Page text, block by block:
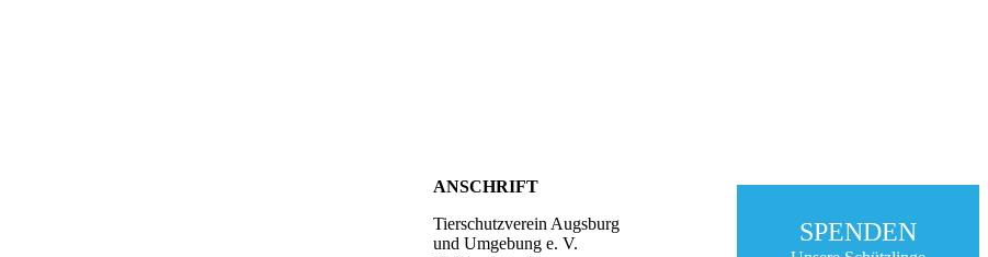
SPENDEN
ANSCHRIFT
Tierschutzverein Augsburg
und Umgebung e. V.